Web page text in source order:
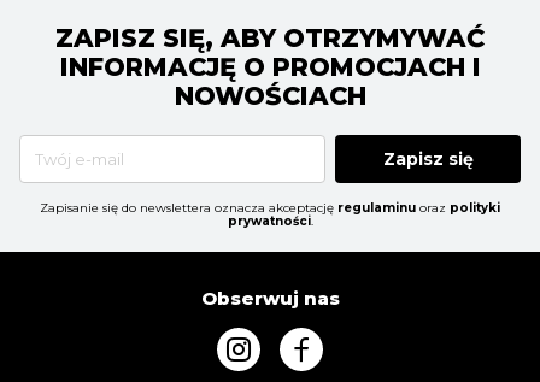
ZAPISZ SIĘ, ABY OTRZYMYWAĆ
INFORMACJĘ O PROMOCJACH I
NOWOŚCIACH
Zapisz się
Zapisanie się do newslettera oznacza akceptację regulaminu oraz polityki
prywatności.
Obserwuj nas